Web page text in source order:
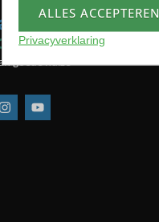
goede huize
ALLES ACCEPTEREN
Privacyverklaring